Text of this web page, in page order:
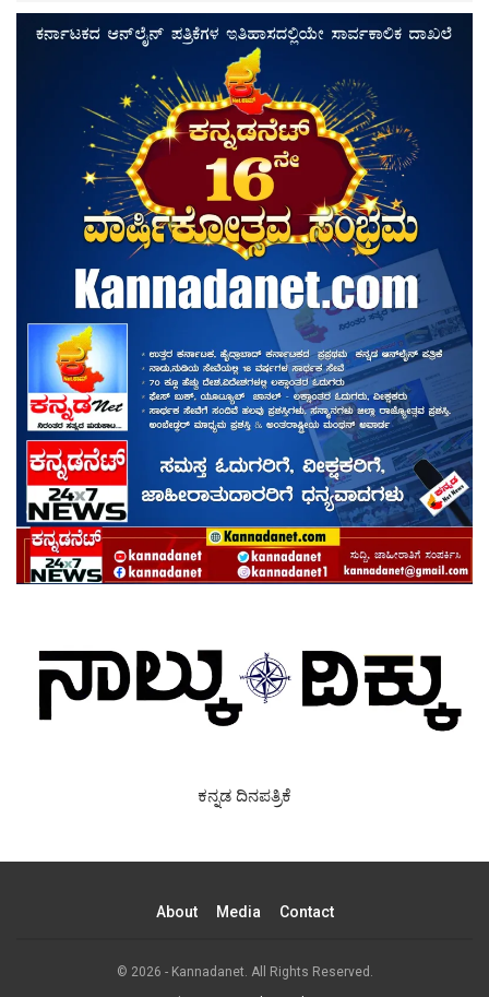
ಕನ್ನಡ ದಿನಪತ್ರಿಕೆ
About Media Contact
© 2026 - Kannadanet. All Rights Reserved.